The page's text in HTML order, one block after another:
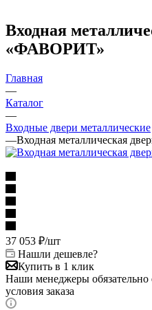
Входная
«ФАВОРИТ»
Главная
—
Каталог
—
Входные двери металлические
—Входная металлическая
37 053 ₽/шт
Нашли дешевле?
Купить в 1 клик
Наши менеджеры обязательно
условия заказа